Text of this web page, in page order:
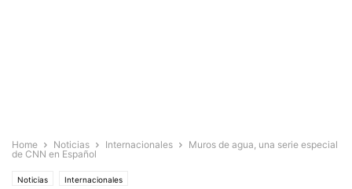
Home Noticias Internacionales
Muros de agua, una serie especial
de CNN en Español
Noticias Internacionales